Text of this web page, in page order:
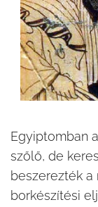
Egyiptomban
szőlő, de
beszerezték
borkészítési